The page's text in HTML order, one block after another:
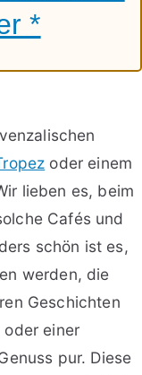
*
oder einem
lieben es, beim
Cafés und
schön ist es,
werden, die
Geschichten
oder einer
pur. Diese